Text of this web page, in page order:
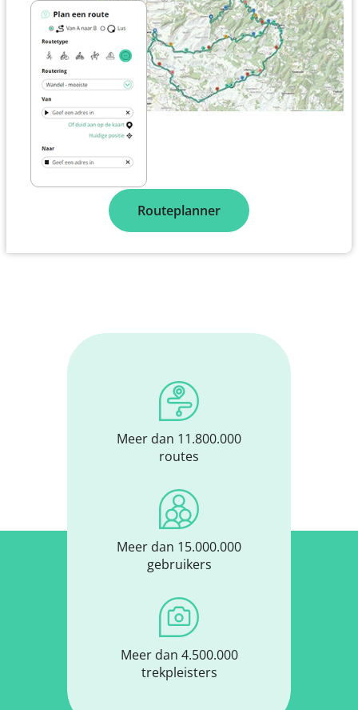
Routeplanner
Meer dan 11.800.000
routes
Meer dan 15.000.000
gebruikers
Meer dan 4.500.000
trekpleisters